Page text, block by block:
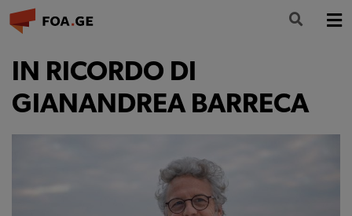
LA FONDAZIONE
FORMAZIONE
IN RICORDO DI
GIANANDREA BARRECA